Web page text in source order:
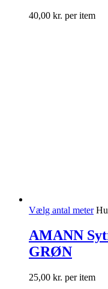
40,00 kr. per item
Vælg antal meter
AMANN
GRØN
25,00 kr. per item